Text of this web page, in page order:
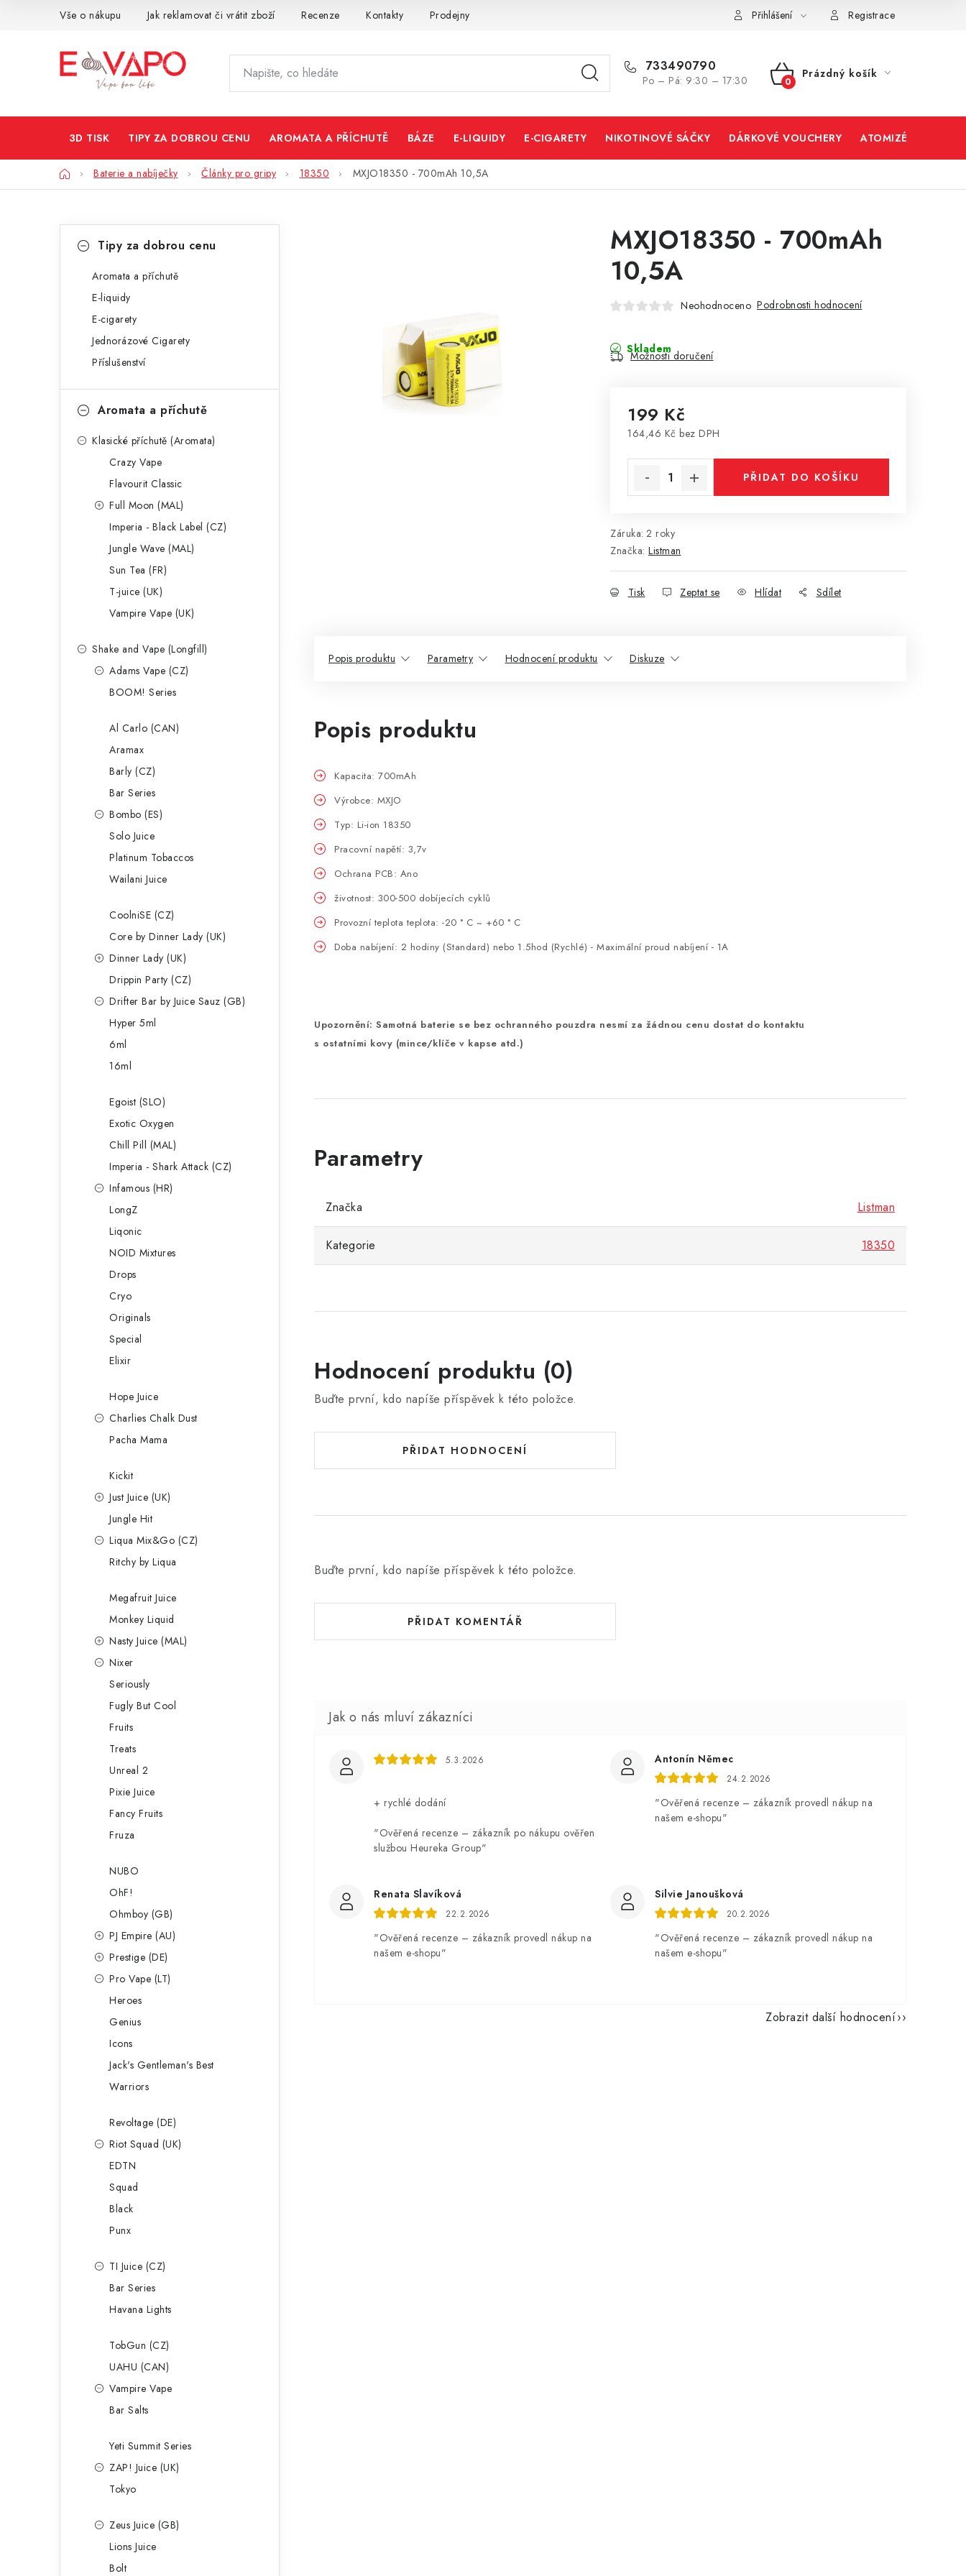
Vše o nákupu Jak reklamovat či vrátit zboží Recenze Kontakty Prodejny Přihlášení Registrace
733490790
Po – Pá: 9:30 – 17:30
NÁKUPNÍ
Prázdný košík
3D TISK TIPY ZA DOBROU CENU AROMATA A PŘÍCHUTĚ BÁZE E-LIQUIDY E-CIGARETY NIKOTINOVÉ SÁČKY DÁRKOVÉ VOUCHERY ATOMIZÉRY A
DomůBaterie a nabíječky Články pro gripy 18350 MXJO18350 - 700mAh 10,5A
n
kategorieTipy za dobrou cenu
Aromata a příchutě
E-liquidy
E-cigarety
Jednorázové Cigarety
Příslušenství
Aromata a příchutě
Klasické příchutě (Aromata)
Crazy Vape
Flavourit Classic
Full Moon (MAL)
Imperia - Black Label (CZ)
Jungle Wave (MAL)
Sun Tea (FR)
T-juice (UK)
Vampire Vape (UK)
Shake and Vape (Longfill)
Adams Vape (CZ)
BOOM! Series
Al Carlo (CAN)
Aramax
Barly (CZ)
Bar Series
Bombo (ES)
Solo Juice
Platinum Tobaccos
Wailani Juice
CoolniSE (CZ)
Core by Dinner Lady (UK)
Dinner Lady (UK)
Drippin Party (CZ)
Drifter Bar by Juice Sauz (GB)
Hyper 5ml
6ml
16ml
Egoist (SLO)
Exotic Oxygen
Chill Pill (MAL)
Imperia - Shark Attack (CZ)
Infamous (HR)
LongZ
Liqonic
NOID Mixtures
Drops
Cryo
Originals
Special
Elixir
Hope Juice
Charlies Chalk Dust
Pacha Mama
Kickit
Just Juice (UK)
Jungle Hit
Liqua Mix&Go (CZ)
Ritchy by Liqua
Megafruit Juice
Monkey Liquid
Nasty Juice (MAL)
Nixer
Seriously
Fugly But Cool
Fruits
Treats
Unreal 2
Pixie Juice
Fancy Fruits
Fruza
NUBO
OhF!
Ohmboy (GB)
PJ Empire (AU)
Prestige (DE)
Pro Vape (LT)
Heroes
Genius
Icons
Jack's Gentleman's Best
Warriors
Revoltage (DE)
Riot Squad (UK)
EDTN
Squad
Black
Punx
TI Juice (CZ)
Bar Series
Havana Lights
TobGun (CZ)
UAHU (CAN)
Vampire Vape
Bar Salts
Yeti Summit Series
ZAP! Juice (UK)
Tokyo
Zeus Juice (GB)
Lions Juice
Bolt
MXJO18350 - 700mAh
10,5A
Neohodnoceno Podrobnosti hodnocení
Skladem
Možnosti doručení
199 Kč
164,46 Kč bez DPH
PŘIDAT DO KOŠÍKU
Záruka: 2 roky
Značka: Listman
Tisk Zeptat se Hlídat Sdílet
Popis produktu Parametry Hodnocení produktu Diskuze
Popis produktu
Kapacita: 700mAh
Výrobce: MXJO
Typ: Li-ion 18350
Pracovní napětí: 3,7v
Ochrana PCB: Ano
životnost: 300-500 dobíjecích cyklů
Provozní teplota teplota: -20 ° C ~ +60 ° C
Doba nabíjení: 2 hodiny (Standard) nebo 1.5hod (Rychlé) - Maximální proud nabíjení - 1A
Upozornění: Samotná baterie se bez ochranného pouzdra nesmí za žádnou cenu dostat do kontaktu
s ostatními kovy (mince/klíče v kapse atd.)
Značka Listman
Kategorie 18350
Hodnocení produktu (0)
Buďte první, kdo napíše příspěvek k této položce.
PŘIDAT HODNOCENÍ
Buďte první, kdo napíše příspěvek k této položce.
PŘIDAT KOMENTÁŘ
5.3.2026
+ rychlé dodání
"Ověřená recenze – zákazník po nákupu ověřen
službou Heureka Group"
Antonín Němec
24.2.2026
"Ověřená recenze – zákazník provedl nákup na
našem e-shopu"
Renata Slavíková
22.2.2026
"Ověřená recenze – zákazník provedl nákup na
našem e-shopu"
Silvie Janoušková
20.2.2026
"Ověřená recenze – zákazník provedl nákup na
našem e-shopu"
Zobrazit další hodnocení